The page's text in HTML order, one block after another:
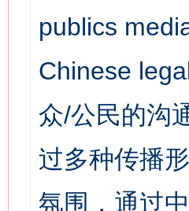
publics
Chinese
众/公民的沟
过多种传播
氛围，通过